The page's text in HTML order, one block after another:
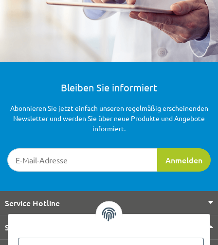
Bleiben Sie informiert
Newsletter-Registrierung
Anmelden
Abonnieren Sie jetzt einfach unseren regelmäßig erscheinenden
Newsletter und werden Sie über neue Produkte und Angebote
informiert.
Service Hotline
Shop Service